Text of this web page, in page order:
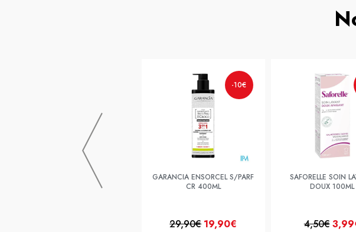
-10€
GARANCIA ENSORCEL S/PARF
CR 400ML
29,90€ 19,90€
SAFORELLE SOIN
DOUX 100ML
4,50€